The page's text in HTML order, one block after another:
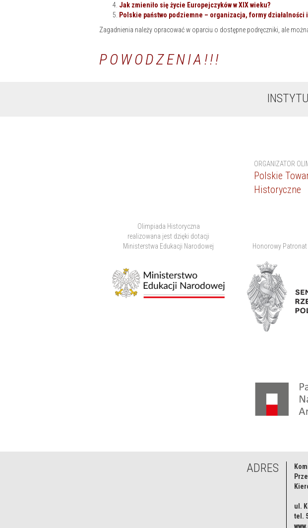
Jak zmieniło się życie Europejczyków w XIX wieku?
Polskie państwo podziemne – organizacja, formy działalności
Zagadnienia należy opracować w oparciu o dostępne podręczniki, ale
POWODZENIA!!!
ORGANIZATOR
Polskie
Historyczne
Olimpiada Historyczna
realizowana jest dzięki dotacji
Ministerstwa Edukacji Narodowej
Honorowy Patronat
ADRES
ul.
tel.